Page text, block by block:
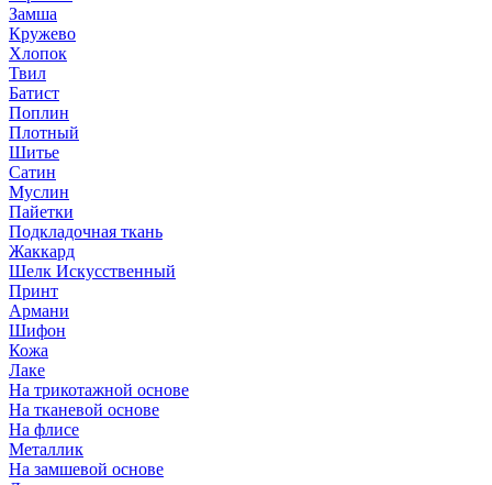
Замша
Кружево
Хлопок
Твил
Батист
Поплин
Плотный
Шитье
Сатин
Муслин
Пайетки
Подкладочная ткань
Жаккард
Шелк Искусственный
Принт
Армани
Шифон
Кожа
Лаке
На трикотажной основе
На тканевой основе
На флисе
Металлик
На замшевой основе